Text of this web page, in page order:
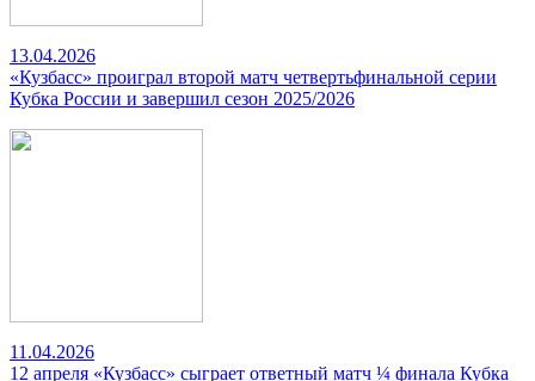
13.04.2026
«Кузбасс» проиграл второй матч четвертьфинальной серии
Кубка России и завершил сезон 2025/2026
11.04.2026
12 апреля «Кузбасс» сыграет ответный матч ¼ финала Кубка